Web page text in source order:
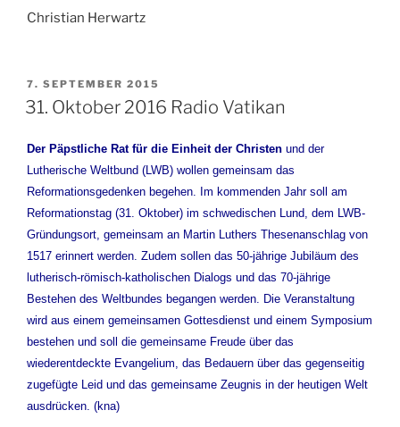
Christian Herwartz
VERÖFFENTLICHT
AM
7. SEPTEMBER 2015
31. Oktober 2016 Radio Vatikan
Der Päpstliche Rat für die Einheit der Christen und der
Lutherische Weltbund (LWB) wollen gemeinsam das
Reformationsgedenken begehen. Im kommenden Jahr soll am
Reformationstag (31. Oktober) im schwedischen Lund, dem LWB-
Gründungsort, gemeinsam an Martin Luthers Thesenanschlag von
1517 erinnert werden. Zudem sollen das 50-jährige Jubiläum des
lutherisch-römisch-katholischen Dialogs und das 70-jährige
Bestehen des Weltbundes begangen werden. Die Veranstaltung
wird aus einem gemeinsamen Gottesdienst und einem Symposium
bestehen und soll die gemeinsame Freude über das
wiederentdeckte Evangelium, das Bedauern über das gegenseitig
zugefügte Leid und das gemeinsame Zeugnis in der heutigen Welt
ausdrücken. (kna)